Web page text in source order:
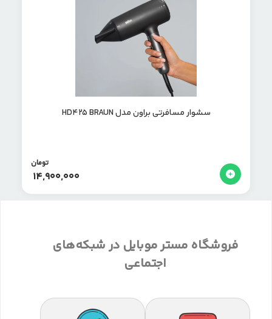
سشوار مسافرتی براون مدل HD425 BRAUN
14,900,000
تومان
فروشگاه مستر موبایل در شبکه‌های
اجتماعی